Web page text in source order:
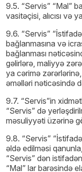
9.5. “Servis” “Mal”
vasitəçisi, alıcısı və
9.6. “Servis”
bağlanmasına və
bağlanması
gəlirlərə, maliyyə
ya cərimə
əməlləri nəticəsində
9.7. “Servis”in
“Servis” də
məsuliyyəti üzərinə
9.8. “Servis”
əldə edilməsi
“Servis” dən
“Mal” lar barəsində